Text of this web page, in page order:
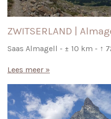
ZWITSERLAND |
Saas Almagell - ± 10 km - ↑
Lees meer »